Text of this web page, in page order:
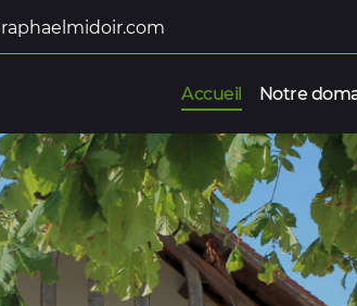
Accueil Notre